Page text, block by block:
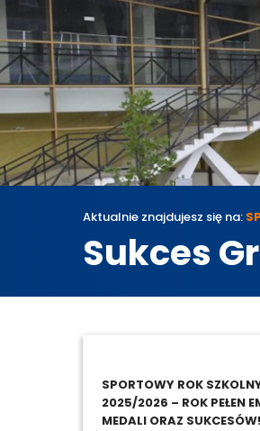
Aktualnie znajdujesz się na:
Sukces
SPORTOWY ROK
2025/2026 – ROK PEŁEN
MEDALI ORAZ SUKCESÓW!